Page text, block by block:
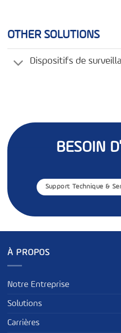
OTHER SOLUTIONS
Dispositifs de
BESOIN
Support Technique &
À PROPOS
Notre Entreprise
Solutions
Carrières